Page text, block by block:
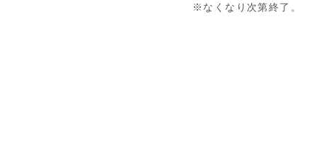
※なくなり次第終了。